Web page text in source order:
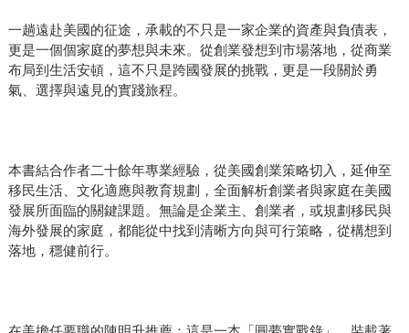
一趟遠赴美國的征途，承載的不只是一家企業的資產與負債表，
更是一個個家庭的夢想與未來。從創業發想到市場落地，從商業
布局到生活安頓，這不只是跨國發展的挑戰，更是一段關於勇
氣、選擇與遠見的實踐旅程。
本書結合作者二十餘年專業經驗，從美國創業策略切入，延伸至
移民生活、文化適應與教育規劃，全面解析創業者與家庭在美國
發展所面臨的關鍵課題。無論是企業主、創業者，或規劃移民與
海外發展的家庭，都能從中找到清晰方向與可行策略，從構想到
落地，穩健前行。